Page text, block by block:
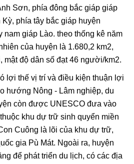
Sơn, phía đông bắc giáp giáp
phía tây bắc giáp huyện
giáp Lào. theo thống kê năm
của huyện là 1.680,2 km2,
mật độ dân số đạt 46 người/km2.
lợi thế vị trí và điều kiện thuận lợi
hướng Nông - Lâm nghiệp, du
còn được UNESCO đưa vào
khu dự trữ sinh quyển miền
Cuông là lõi của khu dự trữ,
gia Pù Mát. Ngoài ra, huyện
để phát triển du lịch, có các địa